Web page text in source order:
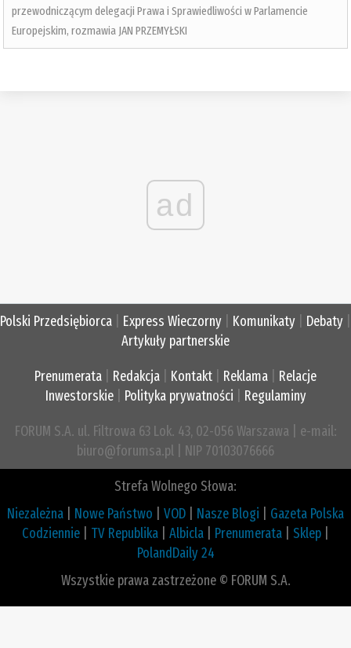
przewodniczącym delegacji Prawa i Sprawiedliwości w Parlamencie
Europejskim, rozmawia JAN PRZEMYŁSKI
ad
Polski Przedsiębiorca Express Wieczorny Komunikaty Debaty
Artykuły partnerskie
Prenumerata Redakcja Kontakt Reklama
Relacje
Inwestorskie| Polityka prywatności Regulaminy
FORUM S.A. ul. Filtrowa 63 Lok. 43, 02-056 Warszawa | e-mail:
biuro@forumsa.pl | NIP 70103076666
Strefa Wolnego Słowa:
Niezależna
Nowe Państwo VOD Nasze Blogi
Gazeta Polska
Codziennie
TV Republika Albicla Prenumerata Sklep
PolandDaily 24
Wszystkie prawa zastrzeżone © FORUM S.A.